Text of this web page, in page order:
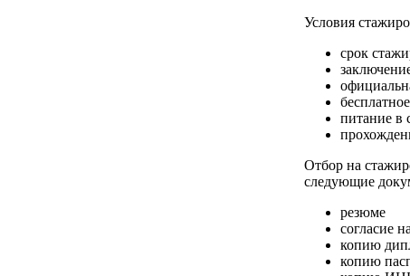
Условия
срок
питание в
Отбор на
следующие
резюме
согласие
копию
копию